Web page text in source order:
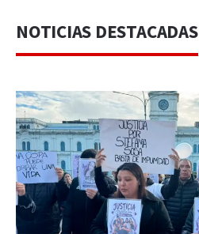
NOTICIAS DESTACADAS